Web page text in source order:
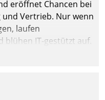
eröffnet Chancen bei
Vertrieb. Nur wenn
laufen
blühen IT-gestützt auf.